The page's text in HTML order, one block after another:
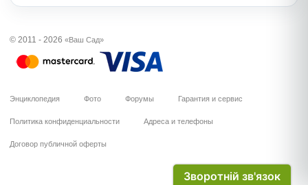
© 2011 - 2026 «Ваш Сад»
Энциклопедия Фото Форумы Гарантия и сервис
Политика конфиденциальности Адреса и телефоны
Договор публичной оферты